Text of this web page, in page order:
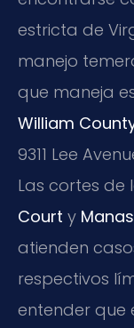
estricta de
manejo
que maneja
William
9311 Lee
Las cortes de
Court y
atienden
respectivos
entender que